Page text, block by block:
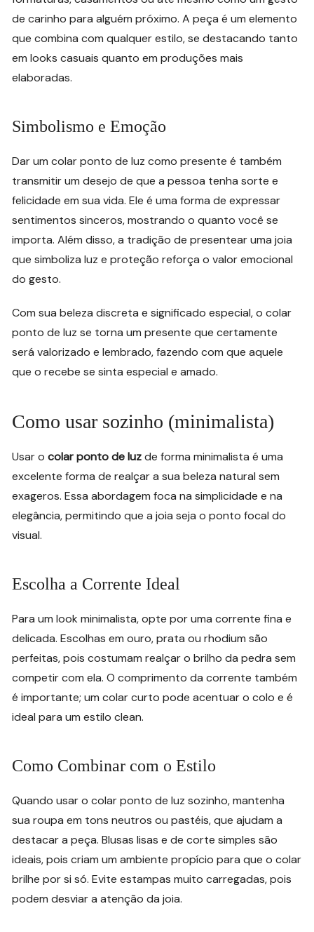
de carinho para alguém próximo. A peça é um elemento
que combina com qualquer estilo, se destacando tanto
em looks casuais quanto em produções mais
elaboradas.
Simbolismo e Emoção
Dar um colar ponto de luz como presente é também
transmitir um desejo de que a pessoa tenha sorte e
felicidade em sua vida. Ele é uma forma de expressar
sentimentos sinceros, mostrando o quanto você se
importa. Além disso, a tradição de presentear uma joia
que simboliza luz e proteção reforça o valor emocional
do gesto.
Com sua beleza discreta e significado especial, o colar
ponto de luz se torna um presente que certamente
será valorizado e lembrado, fazendo com que aquele
que o recebe se sinta especial e amado.
Como usar sozinho (minimalista)
Usar ocolar ponto de luzde forma minimalista é uma
excelente forma de realçar a sua beleza natural sem
exageros. Essa abordagem foca na simplicidade e na
elegância, permitindo que a joia seja o ponto focal do
visual.
Escolha a Corrente Ideal
Para um look minimalista, opte por uma corrente fina e
delicada. Escolhas em ouro, prata ou rhodium são
perfeitas, pois costumam realçar o brilho da pedra sem
competir com ela. O comprimento da corrente também
é importante; um colar curto pode acentuar o colo e é
ideal para um estilo clean.
Como Combinar com o Estilo
Quando usar o colar ponto de luz sozinho, mantenha
sua roupa em tons neutros ou pastéis, que ajudam a
destacar a peça. Blusas lisas e de corte simples são
ideais, pois criam um ambiente propício para que o colar
brilhe por si só. Evite estampas muito carregadas, pois
podem desviar a atenção da joia.